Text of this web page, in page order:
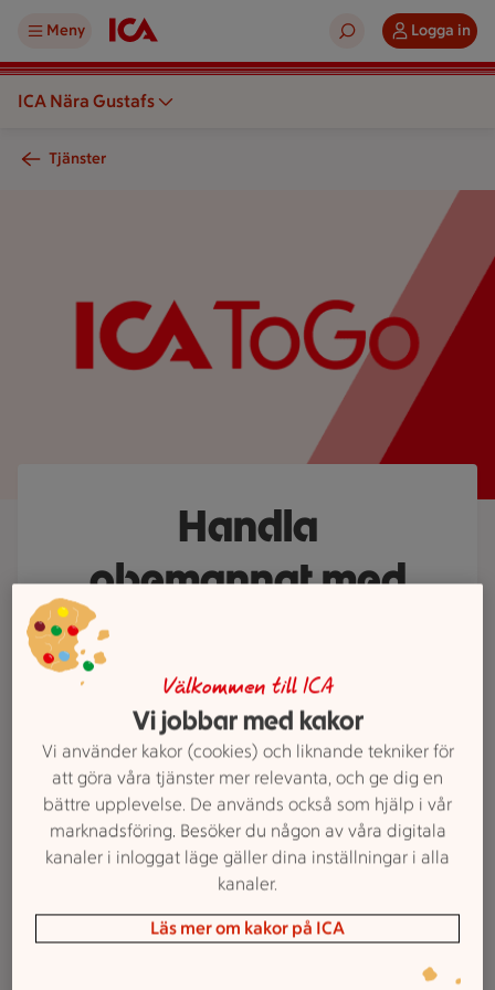
Meny Logga in
ICA Nära Gustafs
Tjänster
En logotyp med texten "ICA ToGo" visas mot en bakgrund
Handla
obemannat med
Nu behöver du inte längre ha koll
på klockan för att hinna köpa
mjölken till frukosten eller det där
toalettpappret som snart är slut. Vi
har bestämt oss för att hålla öppet
lite längre för dig när du behöver.
Ladda bara ner appen ICA ToGo,
så får du din egen nyckel till dörren
och kan gå in. Välkommen.
Välkommen till ICA
Vi jobbar med kakor
Vi använder kakor (cookies) och liknande tekniker för
att göra våra tjänster mer relevanta, och ge dig en
bättre upplevelse. De används också som hjälp i vår
marknadsföring. Besöker du någon av våra digitala
kanaler i inloggat läge gäller dina inställningar i alla
kanaler.
Läs mer om kakor på ICA